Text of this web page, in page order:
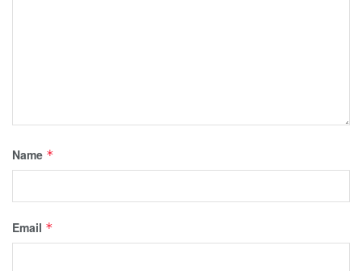
Name *
Email *